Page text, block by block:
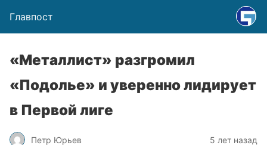
Главпост
«Металлист» разгромил
«Подолье» и уверенно лидирует
в Первой лиге
Петр Юрьев 5 лет назад